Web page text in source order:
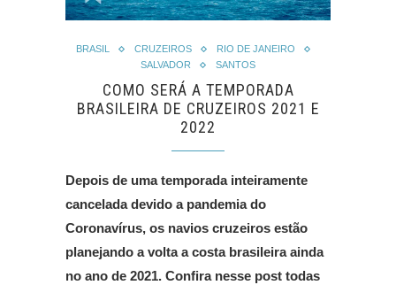
BRASIL CRUZEIROS
RIO DE JANEIRO
SALVADOR
SANTOS
COMO SERÁ A TEMPORADA
BRASILEIRA DE CRUZEIROS 2021 E
2022
Depois de uma temporada inteiramente
cancelada devido a pandemia do
Coronavírus, os navios cruzeiros estão
planejando a volta a costa brasileira ainda
no ano de 2021. Confira nesse post todas